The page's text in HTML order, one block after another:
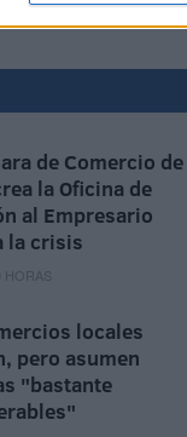
INE
de Comercio de
la Oficina de
al Empresario
la crisis
locales
pero asumen
"bastante